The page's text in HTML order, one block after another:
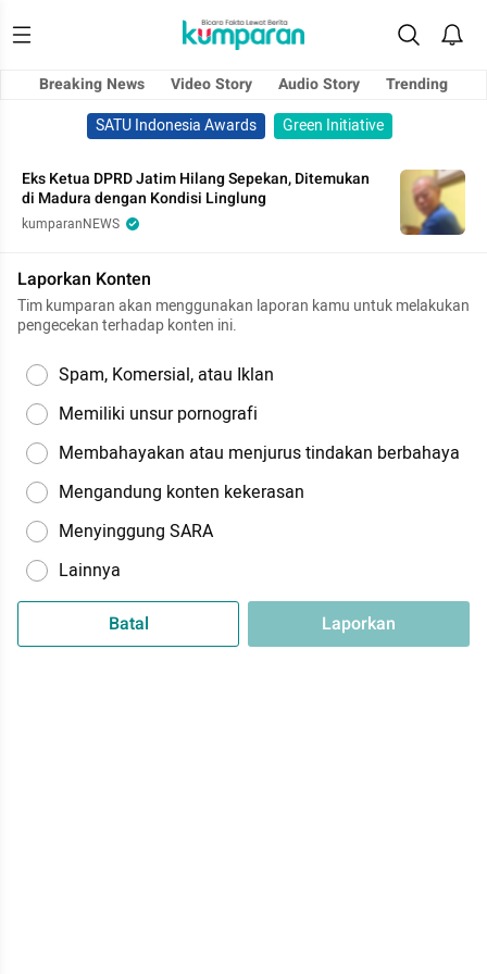
Breaking News Video Story Audio Story
Trending
SATU Indonesia Awards
Green Initiative
Eks Ketua DPRD Jatim Hilang Sepekan, Ditemukan
di Madura dengan Kondisi Linglung
kumparanNEWS
Laporkan Konten
Tim kumparan akan menggunakan laporan kamu untuk melakukan
pengecekan terhadap konten ini.
Spam, Komersial, atau Iklan
Memiliki unsur pornografi
Membahayakan atau menjurus tindakan berbahaya
Mengandung konten kekerasan
Menyinggung SARA
Lainnya
Batal Laporkan